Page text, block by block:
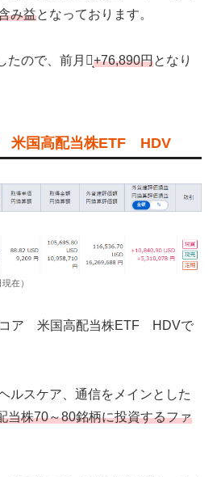
み益となっております。
たので、前月比̟+76,890円となり
米国高配当株ETF HDV
在）
コア 米国高配当株ETF HDVで
ルスケア、通信をメインとした
当株70～80銘柄に投資するファ